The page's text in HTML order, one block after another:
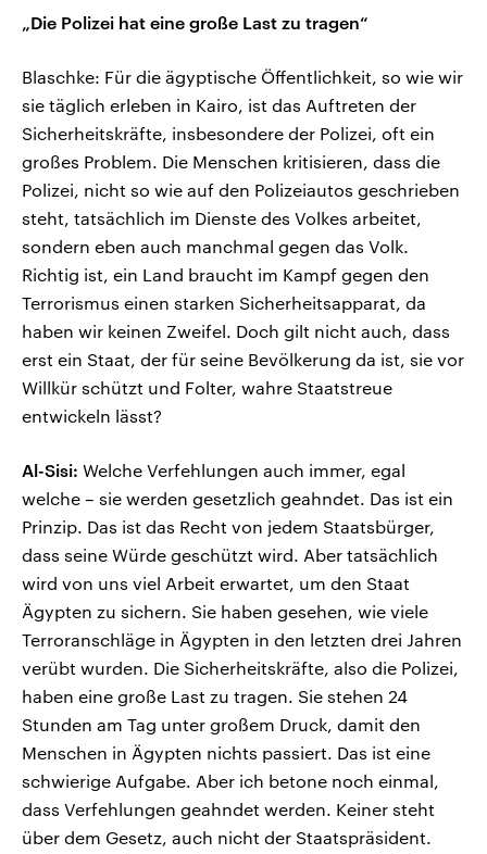
„Die Polizei hat eine große Last zu tragen“
Blaschke: Für die ägyptische Öffentlichkeit, so wie wir
sie täglich erleben in Kairo, ist das Auftreten der
Sicherheitskräfte, insbesondere der Polizei, oft ein
großes Problem. Die Menschen kritisieren, dass die
Polizei, nicht so wie auf den Polizeiautos geschrieben
steht, tatsächlich im Dienste des Volkes arbeitet,
sondern eben auch manchmal gegen das Volk.
Richtig ist, ein Land braucht im Kampf gegen den
Terrorismus einen starken Sicherheitsapparat, da
haben wir keinen Zweifel. Doch gilt nicht auch, dass
erst ein Staat, der für seine Bevölkerung da ist, sie vor
Willkür schützt und Folter, wahre Staatstreue
entwickeln lässt?
Al-Sisi: Welche Verfehlungen auch immer, egal
welche – sie werden gesetzlich geahndet. Das ist ein
Prinzip. Das ist das Recht von jedem Staatsbürger,
dass seine Würde geschützt wird. Aber tatsächlich
wird von uns viel Arbeit erwartet, um den Staat
Ägypten zu sichern. Sie haben gesehen, wie viele
Terroranschläge in Ägypten in den letzten drei Jahren
verübt wurden. Die Sicherheitskräfte, also die Polizei,
haben eine große Last zu tragen. Sie stehen 24
Stunden am Tag unter großem Druck, damit den
Menschen in Ägypten nichts passiert. Das ist eine
schwierige Aufgabe. Aber ich betone noch einmal,
dass Verfehlungen geahndet werden. Keiner steht
über dem Gesetz, auch nicht der Staatspräsident.